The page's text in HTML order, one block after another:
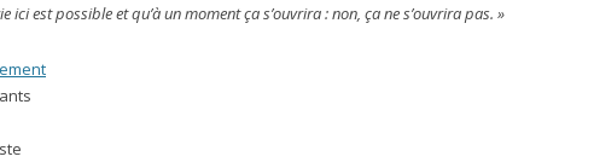
ici est possible et qu’à un moment ça s’ouvrira : non, ça ne s’ouvrira pas. »